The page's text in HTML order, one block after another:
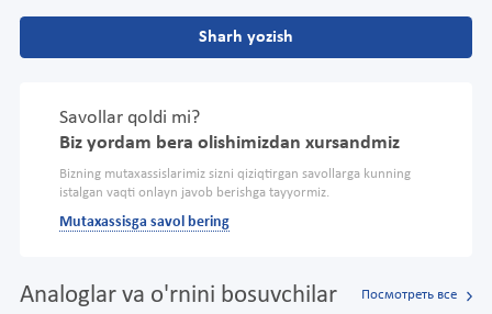
Sharh yozish
Savollar qoldi mi?
Biz yordam bera olishimizdan xursandmiz
Bizning mutaxassislarimiz sizni qiziqtirgan savollarga kunning
istalgan vaqti onlayn javob berishga tayyormiz.
Mutaxassisga savol bering
Analoglar va o'rnini bosuvchilar Посмотреть все